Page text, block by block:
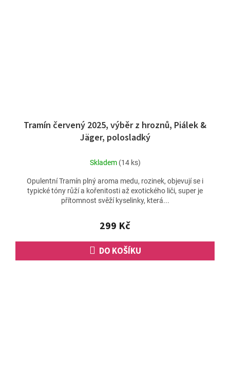
Tramín červený 2025, výběr z hroznů, Piálek &
Jäger, polosladký
Skladem (14 ks)
299 Kč
DO KOŠÍKU
Opulentní Tramín plný aroma medu, rozinek, objevují se i
typické tóny růží a kořenitosti až exotického liči, super je
přítomnost svěží kyselinky, která...